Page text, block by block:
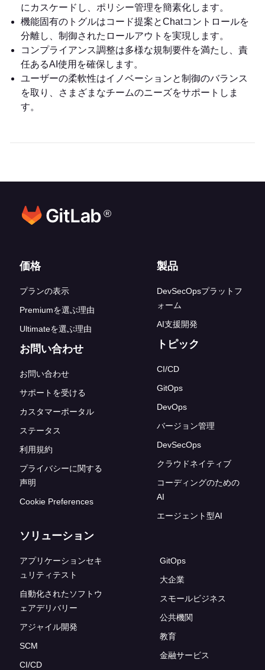
にカスケードし、ポリシー管理を簡素化します。
機能固有のトグルはコード提案とChatコントロールを
分離し、制御されたロールアウトを実現します。
コンプライアンス調整は多様な規制要件を満たし、責
任あるAI使用を確保します。
ユーザーの柔軟性はイノベーションと制御のバランス
を取り、さまざまなチームのニーズをサポートしま
す。
®
フッターリンク
価格
プランの表示
Premiumを選ぶ理由
Ultimateを選ぶ理由
お問い合わせ
お問い合わせ
サポートを受ける
カスタマーポータル
ステータス
利用規約
プライバシーに関する
声明
Cookie Preferences
製品
DevSecOpsプラットフ
ォーム
AI支援開発
トピック
CI/CD
GitOps
DevOps
バージョン管理
DevSecOps
クラウドネイティブ
コーディングのための
AI
エージェント型AI
ソリューション
アプリケーションセキ
ュリティテスト
自動化されたソフトウ
ェアデリバリー
アジャイル開発
SCM
CI/CD
GitOps
大企業
スモールビジネス
公共機関
教育
金融サービス